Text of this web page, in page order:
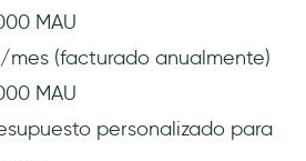
MAU
mes (facturado anualmente)
MAU
personalizado para